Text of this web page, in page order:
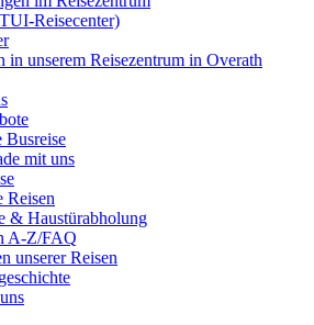
Reisecenter)
in unserem Reisezentrum in Overath
Busreise
mit uns
Reisen
& Haustürabholung
A-Z/FAQ
unserer Reisen